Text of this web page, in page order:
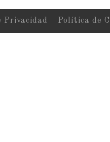
Privacidad Política de